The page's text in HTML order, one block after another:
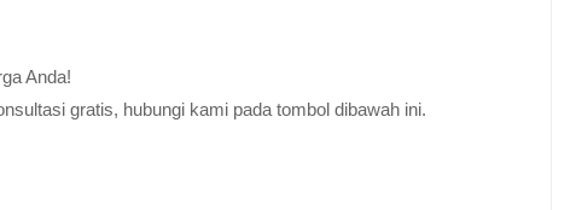
Anda!
gratis, hubungi kami pada tombol dibawah ini.